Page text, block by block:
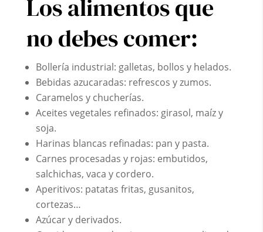
Los alimentos que
no debes comer:
Bollería industrial: galletas, bollos y helados.
Bebidas azucaradas: refrescos y zumos.
Caramelos y chucherías.
Aceites vegetales refinados: girasol, maíz y
soja.
Harinas blancas refinadas: pan y pasta.
Carnes procesadas y rojas: embutidos,
salchichas, vaca y cordero.
Aperitivos: patatas fritas, gusanitos,
cortezas…
Azúcar y derivados.